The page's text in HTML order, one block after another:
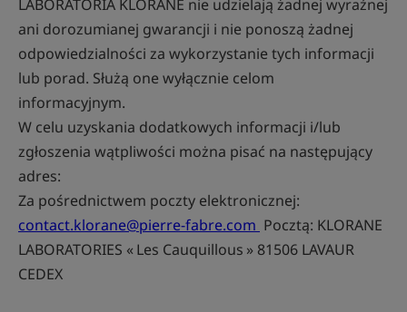
LABORATORIA KLORANE nie udzielają żadnej wyraźnej
ani dorozumianej gwarancji i nie ponoszą żadnej
odpowiedzialności za wykorzystanie tych informacji
lub porad. Służą one wyłącznie celom
informacyjnym.
W celu uzyskania dodatkowych informacji i/lub
zgłoszenia wątpliwości można pisać na następujący
adres:
Za pośrednictwem poczty elektronicznej:
contact.klorane@pierre-fabre.com Pocztą: KLORANE
LABORATORIES « Les Cauquillous » 81506 LAVAUR
CEDEX